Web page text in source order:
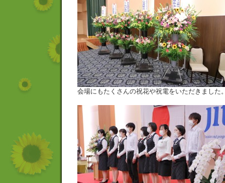
会場にもたくさんの祝花や祝電をいただきました